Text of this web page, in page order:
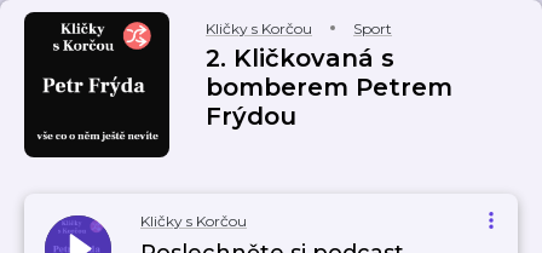
Kličky s Korčou Sport
2. Kličkovaná s
bomberem Petrem
Frýdou
Kličky s Korčou